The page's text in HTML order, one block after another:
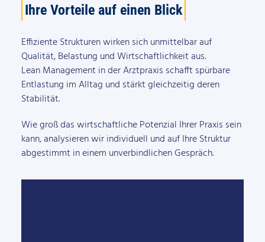
Ihre Vorteile auf einen Blick
Effiziente Strukturen wirken sich unmittelbar auf
Qualität, Belastung und Wirtschaftlichkeit aus. ​
Lean Management in der Arztpraxis schafft spürbare
Entlastung im Alltag und stärkt gleichzeitig deren
Stabilität.
Wie groß das wirtschaftliche Potenzial Ihrer Praxis sein
kann, analysieren wir individuell und auf Ihre Struktur
abgestimmt in einem unverbindlichen Gespräch.